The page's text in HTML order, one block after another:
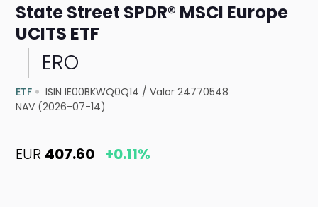
State Street SPDR® MSCI Europe
UCITS ETF
ERO
ETF ISIN IE00BKWQ0Q14 /Valor 24770548
NAV (2026-07-14)
EUR 407.60 +0.11%